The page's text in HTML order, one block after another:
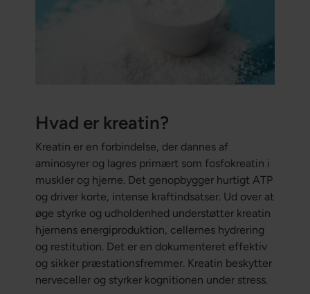
Hvad er kreatin?
Kreatin er en forbindelse, der dannes af
aminosyrer og lagres primært som fosfokreatin i
muskler og hjerne. Det genopbygger hurtigt ATP
og driver korte, intense kraftindsatser. Ud over at
øge styrke og udholdenhed understøtter kreatin
hjernens energiproduktion, cellernes hydrering
og restitution. Det er en dokumenteret effektiv
og sikker præstationsfremmer. Kreatin beskytter
nerveceller og styrker kognitionen under stress.